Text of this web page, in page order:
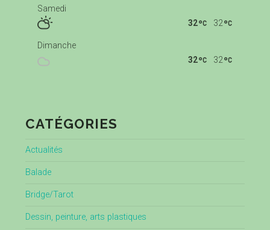
Samedi
32
32
Dimanche
32
32
CATÉGORIES
Actualités
Balade
Bridge/Tarot
Dessin, peinture, arts plastiques